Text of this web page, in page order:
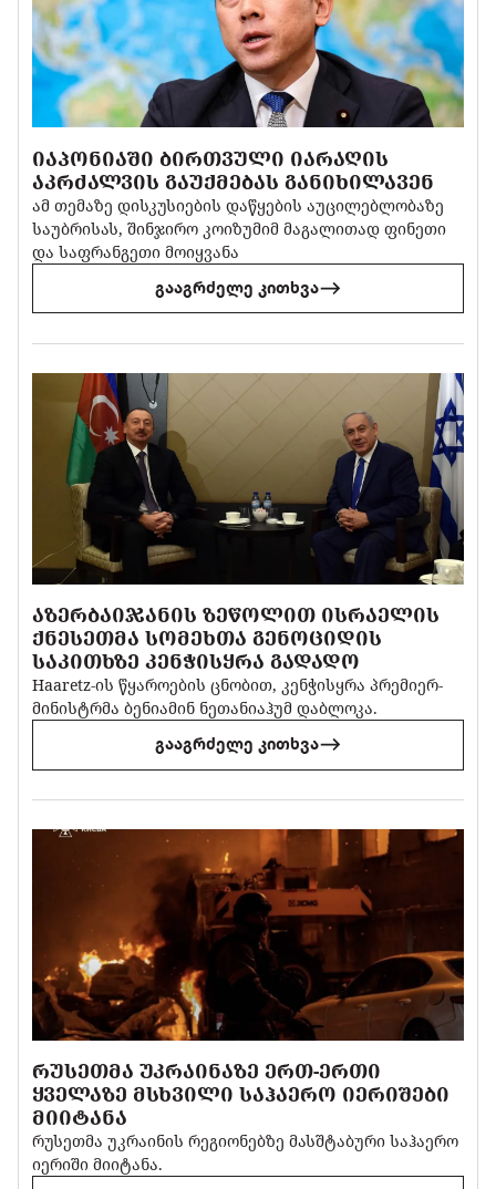
ᲘᲐᲞᲝᲜᲘᲐᲨᲘ ᲑᲘᲠᲗᲕᲣᲚᲘ ᲘᲐᲠᲐᲦᲘᲡ
ᲐᲙᲠᲫᲐᲚᲕᲘᲡ ᲒᲐᲣᲥᲛᲔᲑᲐᲡ ᲒᲐᲜᲘᲮᲘᲚᲐᲕᲔᲜ
ამ თემაზე დისკუსიების დაწყების აუცილებლობაზე
საუბრისას, შინჯირო კოიზუმიმ მაგალითად ფინეთი
და საფრანგეთი მოიყვანა
გააგრძელე კითხვა
ᲐᲖᲔᲠᲑᲐᲘᲯᲐᲜᲘᲡ ᲖᲔᲬᲝᲚᲘᲗ ᲘᲡᲠᲐᲔᲚᲘᲡ
ᲥᲜᲔᲡᲔᲗᲛᲐ ᲡᲝᲛᲔᲮᲗᲐ ᲒᲔᲜᲝᲪᲘᲓᲘᲡ
ᲡᲐᲙᲘᲗᲮᲖᲔ ᲙᲔᲜᲭᲘᲡᲧᲠᲐ ᲒᲐᲓᲐᲓᲝ
Haaretz-ის წყაროების ცნობით, კენჭისყრა პრემიერ-
მინისტრმა ბენიამინ ნეთანიაჰუმ დაბლოკა.
გააგრძელე კითხვა
ᲠᲣᲡᲔᲗᲛᲐ ᲣᲙᲠᲐᲘᲜᲐᲖᲔ ᲔᲠᲗ-ᲔᲠᲗᲘ
ᲧᲕᲔᲚᲐᲖᲔ ᲛᲡᲮᲕᲘᲚᲘ ᲡᲐᲰᲐᲔᲠᲝ ᲘᲔᲠᲘᲨᲔᲑᲘ
ᲛᲘᲘᲢᲐᲜᲐ
რუსეთმა უკრაინის რეგიონებზე მასშტაბური საჰაერო
იერიში მიიტანა.